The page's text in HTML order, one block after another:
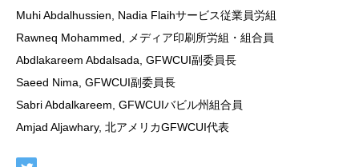
Muhi Abdalhussien, Nadia Flaihサービス従業員労組
Rawneq Mohammed, メディア印刷所労組・組合員
Abdlakareem Abdalsada, GFWCUI副委員長
Saeed Nima, GFWCUI副委員長
Sabri Abdalkareem, GFWCUIバビル州組合員
Amjad Aljawhary, 北アメリカGFWCUI代表